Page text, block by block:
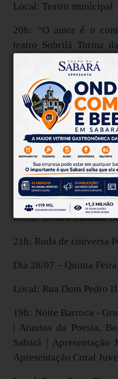
Local: Teatro municipal
20h: “O amor é o
teatro Sobrilá Turma
Denise Leal e Diego
Local: Centro Cultural
21h: Roda de conversa
Dia 27/07 – Quarta Feira
Local: Teatro municipal
20h: “Pom Pom Pom.”
Turma da noite -
Local: Centro Cultural
21h: Roda de conversa
Dia 28/07 – Quinta Feira
Local: Rua Dom Pedro II
19h: Noite Barroca -
| Arautos da Poesia,
Sabará |
Apresentação Coral